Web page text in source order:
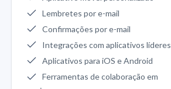
Lembretes por e-mail
Confirmações por e-mail
Integrações com aplicativos líderes
Aplicativos para iOS e Android
Ferramentas de colaboração em